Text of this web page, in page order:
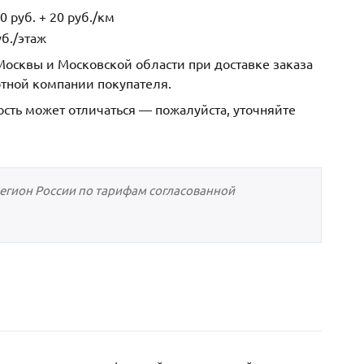
руб. + 20 руб./км
этаж
и Московской области при доставке заказа
компании покупателя.
может отличаться — пожалуйста, уточняйте
России по тарифам согласованной